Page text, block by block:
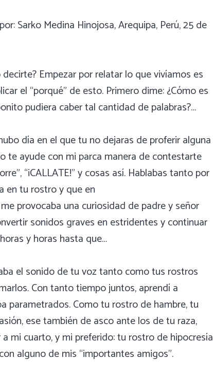
Sarko Medina Hinojosa, Arequipa, Perú, 25 de
Empezar por relatar lo que vivíamos es
el “porqué” de esto. Primero dime: ¿Cómo es
pudiera caber tal cantidad de palabras?…
día en el que tu no dejaras de proferir alguna
te ayude con mi parca manera de contestarte
“¡CALLATE!” y cosas así. Hablabas tanto por
en tu rostro y que en
provocaba una curiosidad de padre y señor
sonidos graves en estridentes y continuar
y horas hasta que…
el sonido de tu voz tanto como tus rostros
Con tanto tiempo juntos, aprendí a
parametrados. Como tu rostro de hambre, tu
ese también de asco ante los de tu raza,
mi cuarto, y mi preferido: tu rostro de hipocresía
alguno de mis “importantes amigos”.